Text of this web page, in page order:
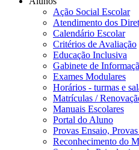
Ação Social Escolar
Atendimento dos
Calendário Escolar
Critérios de Avaliação
Educação Inclusiva
Gabinete de
Exames Modulares
Horários - turmas e
Matrículas /
Manuais Escolares
Portal do Aluno
Provas Ensaio,
Reconhecimento do